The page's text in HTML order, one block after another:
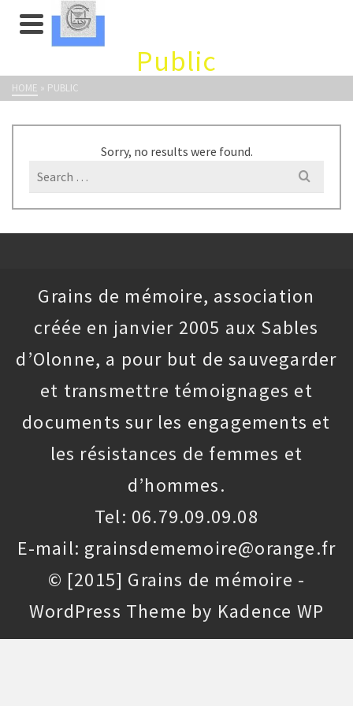
Public
HOME » PUBLIC
Sorry, no results were found.
Search
Grains de mémoire, association
créée en janvier 2005 aux Sables
d’Olonne, a pour but de sauvegarder
et transmettre témoignages et
documents sur les engagements et
les résistances de femmes et
d’hommes.
Tel: 06.79.09.09.08
E-mail: grainsdememoire@orange.fr
© [2015] Grains de mémoire -
WordPress Theme by Kadence WP